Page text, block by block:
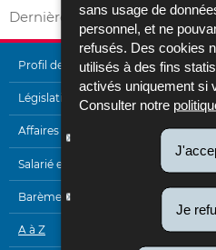
sans usage de
personnel, et ne
refusés. Des cookies
utilisés à des fins
activés uniquement si
Consulter notre
Je
Dernière mise à jour 09/03/
MENU
DE
NAVIGATION
Profil de l'Administration
Législation
Affaires internationales
Salarié et pensionné
Barèmes
A à Z